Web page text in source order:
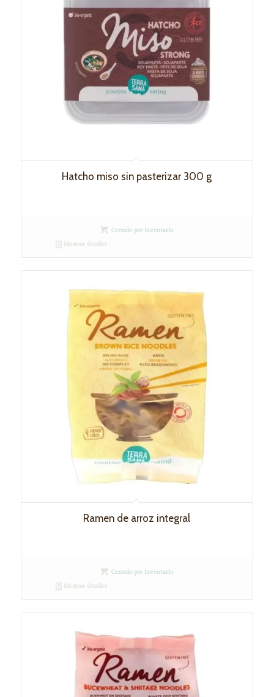
Hatcho miso sin pasterizar 300 g
Cerrado por inventario
Mostrar detalles
Ramen de arroz integral
Cerrado por inventario
Mostrar detalles